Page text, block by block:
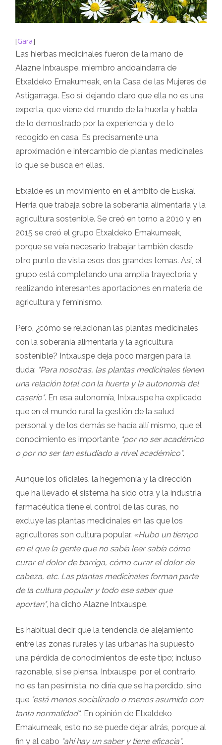
[Gara]
Las hierbas medicinales fueron de la mano de
Alazne Intxauspe, miembro andoaindarra de
Etxaldeko Emakumeak, en la Casa de las Mujeres de
Astigarraga. Eso sí, dejando claro que ella no es una
experta, que viene del mundo de la huerta y habla
de lo demostrado por la experiencia y de lo
recogido en casa. Es precisamente una
aproximación e intercambio de plantas medicinales
lo que se busca en ellas.
Etxalde es un movimiento en el ámbito de Euskal
Herria que trabaja sobre la soberanía alimentaria y la
agricultura sostenible. Se creó en torno a 2010 y en
2015 se creó el grupo Etxaldeko Emakumeak,
porque se veía necesario trabajar también desde
otro punto de vista esos dos grandes temas. Así, el
grupo está completando una amplia trayectoria y
realizando interesantes aportaciones en materia de
agricultura y feminismo.
Pero, ¿cómo se relacionan las plantas medicinales
con la soberanía alimentaria y la agricultura
sostenible? Intxauspe deja poco margen para la
duda: "Para nosotras, las plantas medicinales tienen
una relación total con la huerta y la autonomía del
caserío". En esa autonomía, Intxauspe ha explicado
que en el mundo rural la gestión de la salud
personal y de los demás se hacía allí mismo, que el
conocimiento es importante "por no ser académico
o por no ser tan estudiado a nivel académico".
Aunque los oficiales, la hegemonía y la dirección
que ha llevado el sistema ha sido otra y la industria
farmacéutica tiene el control de las curas, no
excluye las plantas medicinales en las que los
agricultores son cultura popular. «Hubo un tiempo
en el que la gente que no sabía leer sabía cómo
curar el dolor de barriga, cómo curar el dolor de
cabeza, etc. Las plantas medicinales forman parte
de la cultura popular y todo ese saber que
aportan", ha dicho Alazne Intxauspe.
Es habitual decir que la tendencia de alejamiento
entre las zonas rurales y las urbanas ha supuesto
una pérdida de conocimientos de este tipo; incluso
razonable, si se piensa. Intxauspe, por el contrario,
no es tan pesimista, no diría que se ha perdido, sino
que "está menos socializado o menos asumido con
tanta normalidad". En opinión de Etxaldeko
Emakumeak, esto no se puede dejar atrás, porque al
fin y al cabo "ahí hay un saber y tiene eficacia".